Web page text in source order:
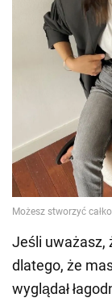
Jeśli uważasz,
dlatego, że
wyglądał